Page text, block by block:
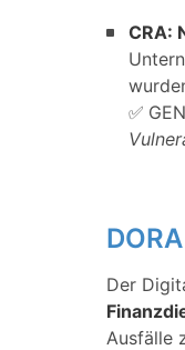
CRA:
✅
Der
Ausfälle